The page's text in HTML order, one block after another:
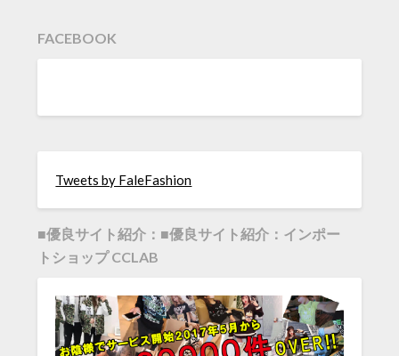
FACEBOOK
Tweets by FaleFashion
■優良サイト紹介：■優良サイト紹介：インポー
トショップ CCLAB